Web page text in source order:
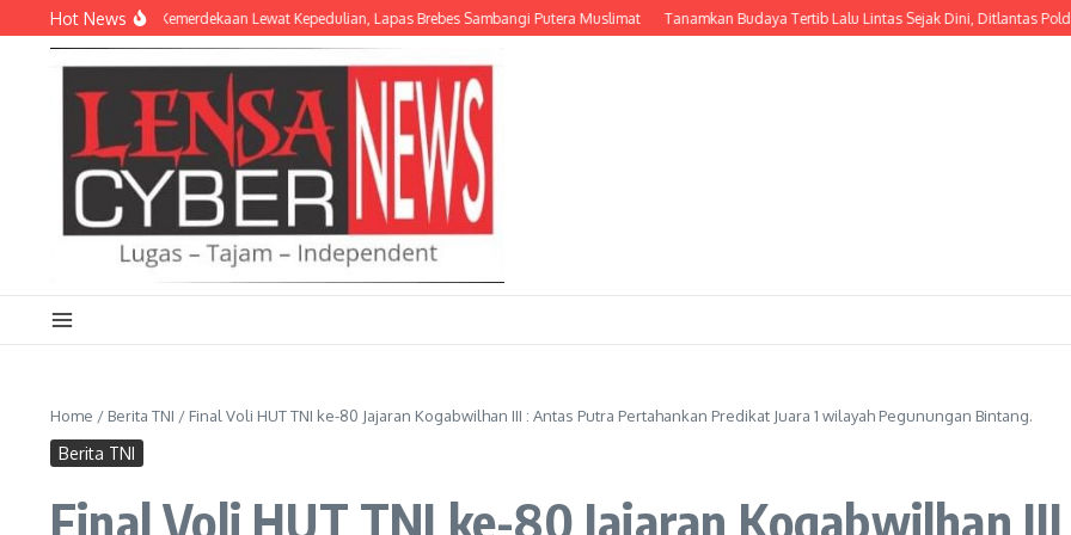
Lewati ke konten
Hot News
Semangat Kemerdekaan Lewat Kepedulian, Lapas Brebes Sambangi Putera Muslimat Tanamkan Budaya Tertib Lalu Lintas Sejak Dini, Ditlantas Polda NTB
Home / Berita TNI / Final Voli HUT TNI ke-80 Jajaran Kogabwilhan III : Antas Putra Pertahankan Predikat Juara 1 wilayah Pegunungan Bintang.
Berita TNI
Final Voli HUT TNI ke-80 Jajaran Kogabwilhan